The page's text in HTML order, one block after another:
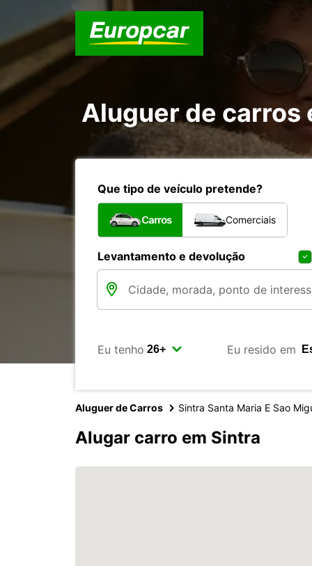
Aluguer de carros
Que tipo de veículo pretende?
Carros Comerciais
Levantamento e devolução
Eu tenho Eu resido em
Aluguer de Carros Sintra Santa Maria E Sao
Alugar carro em Sintra